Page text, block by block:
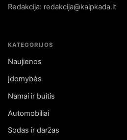
Redakcija: redakcija@kaipkada.lt
KATEGORIJOS
Naujienos
Įdomybės
Namai ir buitis
Automobiliai
Sodas ir daržas